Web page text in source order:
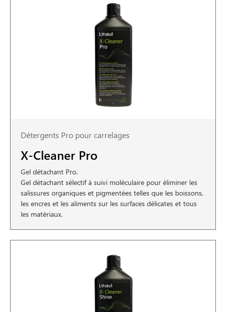
Détergents Pro pour carrelages
X-Cleaner Pro
Gel détachant Pro.
Gel détachant sélectif à suivi moléculaire pour éliminer les
salissures organiques et pigmentées telles que les boissons,
les encres et les aliments sur les surfaces délicates et tous
les matériaux.